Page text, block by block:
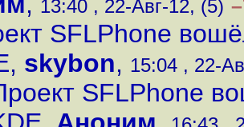
13:40 , 22-Авг-12, (5)
SFLPhone
, skybon, 15:04 , 22-
SFLPhone